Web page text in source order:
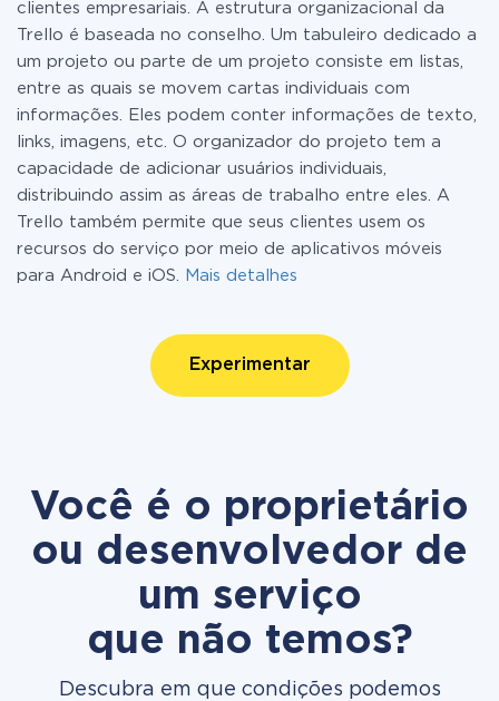
clientes empresariais. A estrutura organizacional da
Trello é baseada no conselho. Um tabuleiro dedicado a
um projeto ou parte de um projeto consiste em listas,
entre as quais se movem cartas individuais com
informações. Eles podem conter informações de texto,
links, imagens, etc. O organizador do projeto tem a
capacidade de adicionar usuários individuais,
distribuindo assim as áreas de trabalho entre eles. A
Trello também permite que seus clientes usem os
recursos do serviço por meio de aplicativos móveis
para Android e iOS.
Mais detalhes
Experimentar
Você é o proprietário
ou desenvolvedor de
um serviço
que não temos?
Descubra em que condições podemos